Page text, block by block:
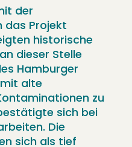
der
das Projekt
historische
dieser Stelle
Hamburger
alte
zu
sich bei
Die
sich als tief